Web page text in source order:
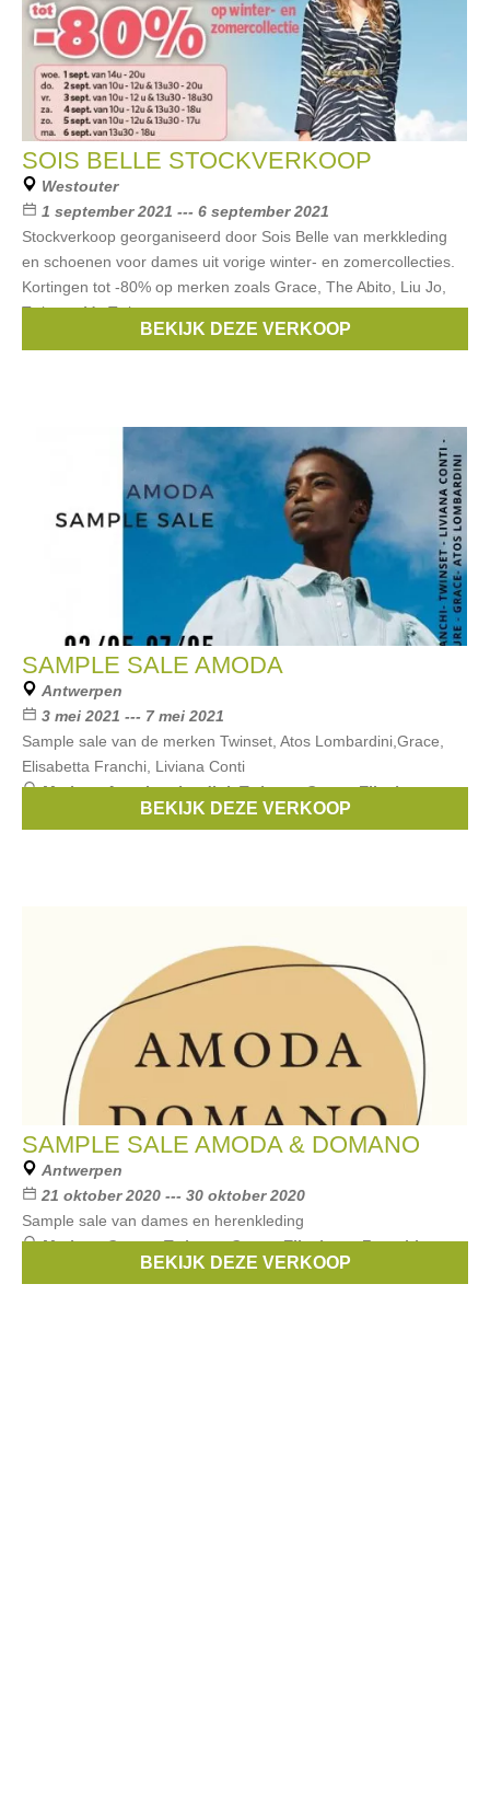
SOIS BELLE STOCKVERKOOP
Westouter
1 september 2021 --- 6 september 2021
Stockverkoop georganiseerd door Sois Belle van merkkleding
en schoenen voor dames uit vorige winter- en zomercollecties.
Kortingen tot -80% op merken zoals Grace, The Abito, Liu Jo,
Twinset, My Twin,
Guess,Liu Jo ,Airfield ,Twinset,
BEKIJK DEZE VERKOOP
SAMPLE SALE AMODA
Antwerpen
3 mei 2021 --- 7 mei 2021
Sample sale van de merken Twinset, Atos Lombardini,Grace,
Elisabetta Franchi, Liviana Conti
Merken:Atos Lombardini,Twinset,Grace,Elisabetta
Liviana ContiBEKIJK DEZE VERKOOP
SAMPLE SALE AMODA & DOMANO
Antwerpen
21 oktober 2020 --- 30 oktober 2020
Sample sale van dames en herenkleding
Merken:Guess,Twinset,Grace,Elisabetta Franchi,
BEKIJK DEZE VERKOOP